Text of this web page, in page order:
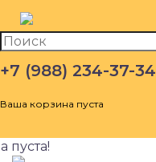
+7 (988) 234-37-34
Ваша корзина пуста
пуста!